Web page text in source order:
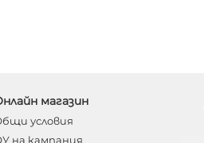
магазин
условия
на кампания